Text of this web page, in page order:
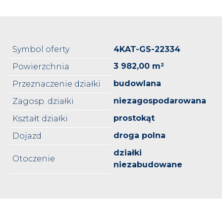
Symbol oferty
4KAT-GS-22334
Powierzchnia
3 982,00 m²
Przeznaczenie działki
budowlana
Zagosp. działki
niezagospodarowana
Kształt działki
prostokąt
Dojazd
droga polna
Otoczenie
działki
niezabudowane